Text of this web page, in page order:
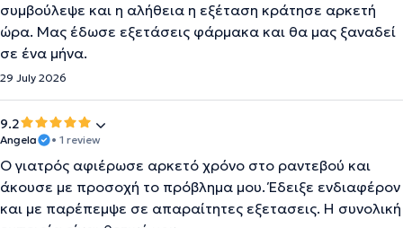
συμβούλεψε και η αλήθεια η εξέταση κράτησε αρκετή
ώρα. Μας έδωσε εξετάσεις φάρμακα και θα μας ξαναδεί
σε ένα μήνα.
29 July 2026
9.2
Angela • 1 review
Ο γιατρός αφιέρωσε αρκετό χρόνο στο ραντεβού και
άκουσε με προσοχή το πρόβλημα μου. Έδειξε ενδιαφέρον
και με παρέπεμψε σε απαραίτητες εξετασεις. Η συνολική